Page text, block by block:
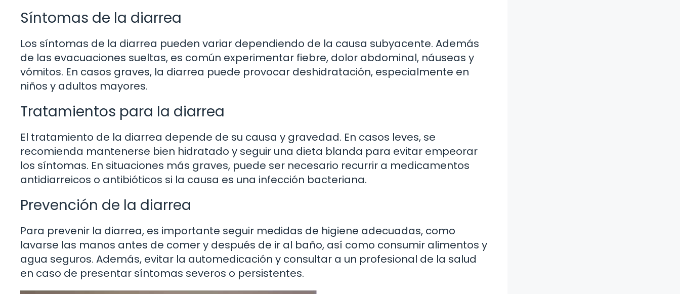
Síntomas de la diarrea
Los síntomas de la diarrea pueden variar dependiendo de la causa subyacente. Además
de las evacuaciones sueltas, es común experimentar fiebre, dolor abdominal, náuseas y
vómitos. En casos graves, la diarrea puede provocar deshidratación, especialmente en
niños y adultos mayores.
Tratamientos para la diarrea
El tratamiento de la diarrea depende de su causa y gravedad. En casos leves, se
recomienda mantenerse bien hidratado y seguir una dieta blanda para evitar empeorar
los síntomas. En situaciones más graves, puede ser necesario recurrir a medicamentos
antidiarreicos o antibióticos si la causa es una infección bacteriana.
Prevención de la diarrea
Para prevenir la diarrea, es importante seguir medidas de higiene adecuadas, como
lavarse las manos antes de comer y después de ir al baño, así como consumir alimentos y
agua seguros. Además, evitar la automedicación y consultar a un profesional de la salud
en caso de presentar síntomas severos o persistentes.